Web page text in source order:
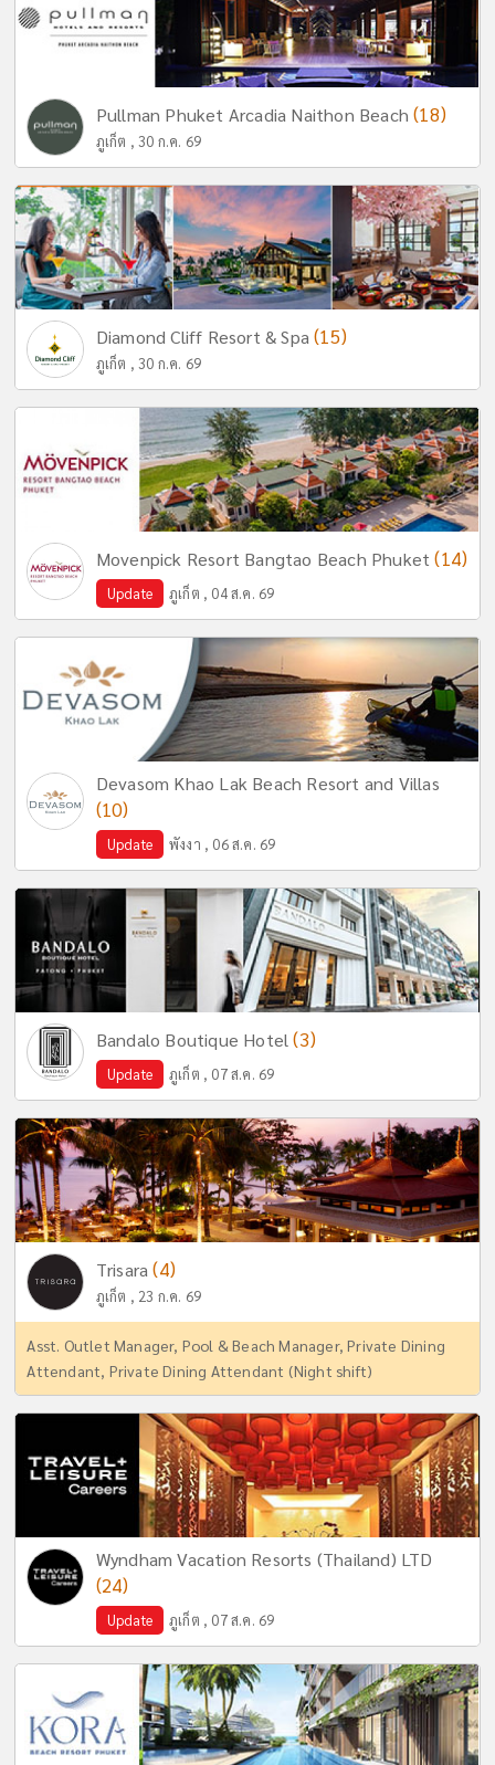
Pullman Phuket Arcadia Naithon Beach(18)
ภูเก็ต , 30 ก.ค. 69
Diamond Cliff Resort & Spa(15)
ภูเก็ต , 30 ก.ค. 69
Movenpick Resort Bangtao Beach Phuket(14)
Update ภูเก็ต , 04 ส.ค. 69
Devasom Khao Lak Beach Resort and Villas
(10)
Update พังงา , 06 ส.ค. 69
Bandalo Boutique Hotel(3)
Update ภูเก็ต , 07 ส.ค. 69
Trisara(4)
ภูเก็ต , 23 ก.ค. 69
Asst. Outlet Manager, Pool & Beach Manager, Private Dining
Attendant, Private Dining Attendant (Night shift)
Wyndham Vacation Resorts (Thailand) LTD
(24)
Update ภูเก็ต , 07 ส.ค. 69